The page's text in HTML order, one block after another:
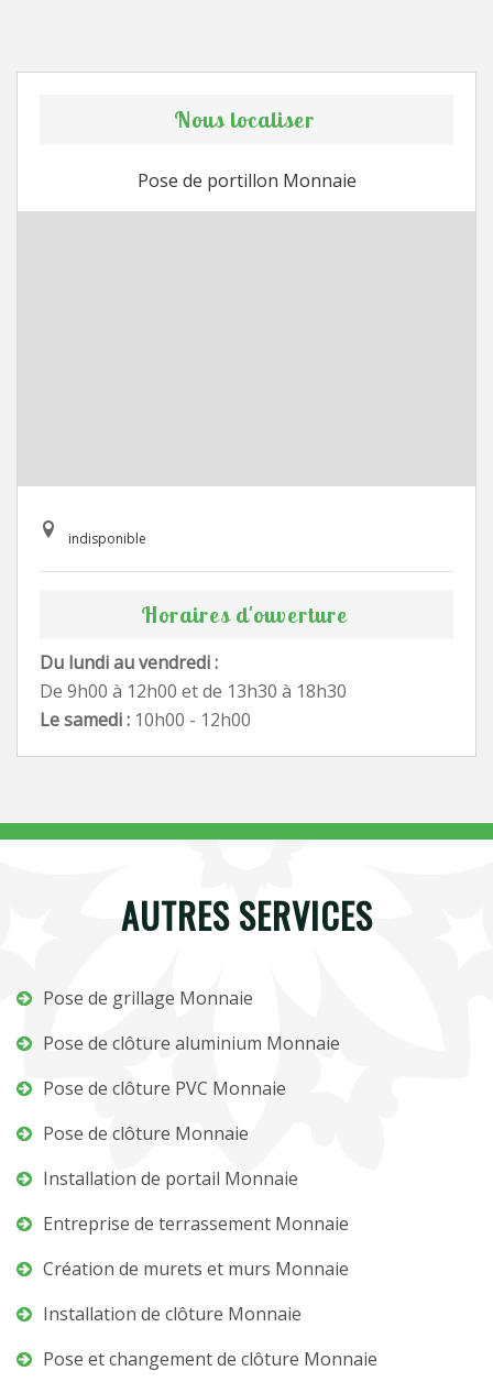
Nous localiser
Pose de portillon Monnaie
indisponible
Horaires d'ouverture
Du lundi au vendredi :
De 9h00 à 12h00 et de 13h30 à 18h30
Le samedi : 10h00 - 12h00
AUTRES SERVICES
Pose de grillage Monnaie
Pose de clôture aluminium Monnaie
Pose de clôture PVC Monnaie
Pose de clôture Monnaie
Installation de portail Monnaie
Entreprise de terrassement Monnaie
Création de murets et murs Monnaie
Installation de clôture Monnaie
Pose et changement de clôture Monnaie